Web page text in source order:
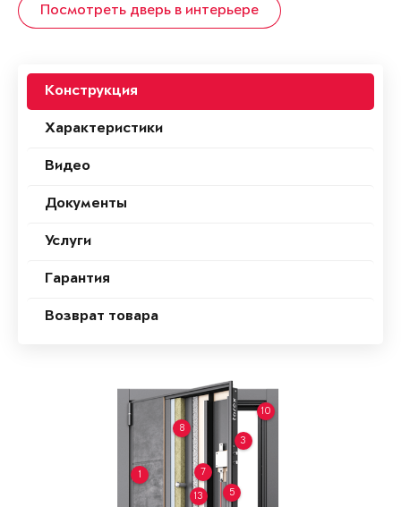
Посмотреть дверь в интерьере
Конструкция
Характеристики
Видео
Документы
Услуги
Гарантия
Возврат товара
1
3
5
7
8
10
13